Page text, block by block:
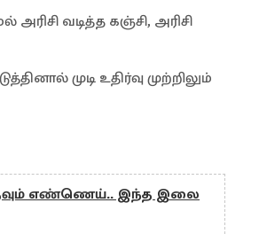
அரிசி வடித்த கஞ்சி, அரிசி
முடி உதிர்வு முற்றிலும்
எண்ணெய்.. இந்த இலை